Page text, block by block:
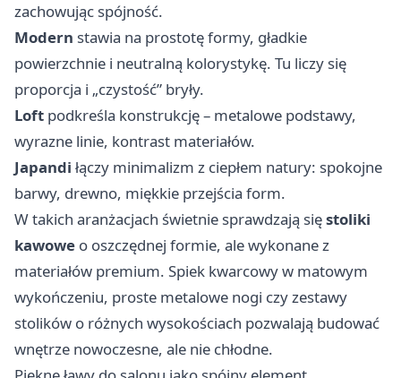
zachowując spójność.
Modern stawia na prostotę formy, gładkie
powierzchnie i neutralną kolorystykę. Tu liczy się
proporcja i „czystość” bryły.
Loft podkreśla konstrukcję – metalowe podstawy,
wyrazne linie, kontrast materiałów.
Japandi łączy minimalizm z ciepłem natury: spokojne
barwy, drewno, miękkie przejścia form.
W takich aranżacjach świetnie sprawdzają sięstoliki
kawowe o oszczędnej formie, ale wykonane z
materiałów premium. Spiek kwarcowy w matowym
wykończeniu, proste metalowe nogi czy zestawy
stolików o różnych wysokościach pozwalają budować
wnętrze nowoczesne, ale nie chłodne.